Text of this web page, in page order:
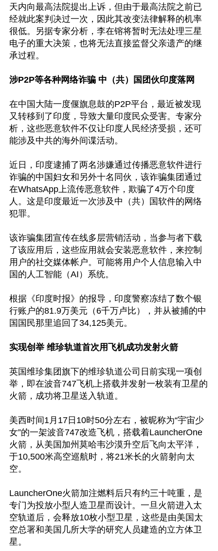
天内向最高法院提出上诉，但由于最高法院之前已
经就此案判决过一次，因此其改变法律解释的机率
很低。另据专家分析，李在镕将暂时无法处理三星
电子的重大决策，也将无法直接监督父亲遗产的继
承过程。
涉P2P等各种网络诈骗 中（共）国团伙印度落网
在中国大陆一度偃旗息鼓的P2P平台，最近被发现
又转移到了印度，导致大量印度民众受害。专家分
析，这些恶意软件不仅让印度人民经济受损，还可
能涉及中共的海外间谍活动。
近日，印度逮捕了两名涉嫌通过传播恶意软件进行
诈骗的中国妇女和另外十名同伙，该诈骗集团通过
在WhatsApp上流传恶意软件，欺骗了4万个印度
人。这是印度最近一次涉及中（共）国软件的网络
犯罪。
该诈骗集团宣传在线多层营销活动，当参与者下载
了该应用后，这些应用就会安装恶意软件，来控制
用户的社交媒体帐户。可能将用户个人信息输入中
国的人工智能（AI）系统。
根据《印度时报》的报导，印度警察冻结了数个银
行账户的81.9万美元（6千万卢比），并从被捕的中
国国民那里追回了34,125美元。
实现创举 维珍轨道首次用飞机成功发射火箭
英国维珍集团旗下的维珍轨道公司日前实现一项创
举，即在波音747飞机上搭载并发射一枚装有卫星的
火箭，成功将卫星送入轨道。
美西时间1月17日10时50分左右，被昵称为“宇宙少
女”的一架波音747改造飞机，搭载着LauncherOne
火箭，从美国加州莫哈韦沙漠升空后飞向太平洋，
于10,500米高空巡航时，将21米长的火箭射向太
空。
LauncherOne火箭加注燃料后只有约三十吨重，是
专门为投放小型人造卫星而设计。一旦火箭进入太
空轨道后，会释放10枚小型卫星，这些是由美国太
空总署和美国几所大学的研究人员建造的立方体卫
星。